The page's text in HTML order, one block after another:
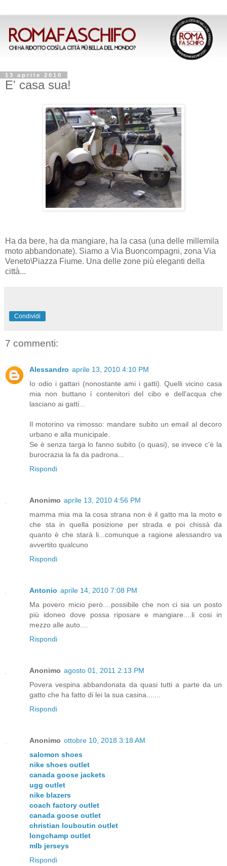
13 aprile 2010
E' casa sua!
Ha da bere, ha da mangiare, ha la casa (una delle millemila
moto abbandonate). Siamo a Via Buoncompagni, zona Via
Veneto\Piazza Fiume. Una delle zone più eleganti della
città...
Condividi
7 commenti:
Alessandro aprile 13, 2010 4:10 PM
Io odio i gattari (nonostante ami i gatti). Quelli vicino casa
mia non buttano i contenitori del cibo e dell'acqua che
lasciano ai gatti...
Il motorino va rimosso: mandare subito un email al decoro
urbano e alla municipale.
Se è senza targa lo fanno subito (o quasi), se invece c'è la
burocrazia la fa da padrona...
Rispondi
Anonimo aprile 13, 2010 4:56 PM
mamma mia ma la cosa strana non è il gatto ma la moto e
che sta in quella posizione per strada e poi chissà da
quanto è che starà li...comunque a ragione alessandro va
avvertito qualcuno
Rispondi
Antonio aprile 14, 2010 7:08 PM
Ma povero micio però....possibile che non ci sia un posto
più idoneo dove possa riposare e mangiare....li cosi in
mezzo alle auto....
Rispondi
Anonimo agosto 01, 2011 2:13 PM
Povera vespina abbandonata da quasi tutti a parte da un
gatto che ha fatto di lei la sua casina.......
Rispondi
Anonimo ottobre 10, 2018 3:18 AM
salomon shoes
nike shoes outlet
canada goose jackets
ugg outlet
nike blazers
coach factory outlet
canada goose outlet
christian louboutin outlet
longchamp outlet
mlb jerseys
Rispondi